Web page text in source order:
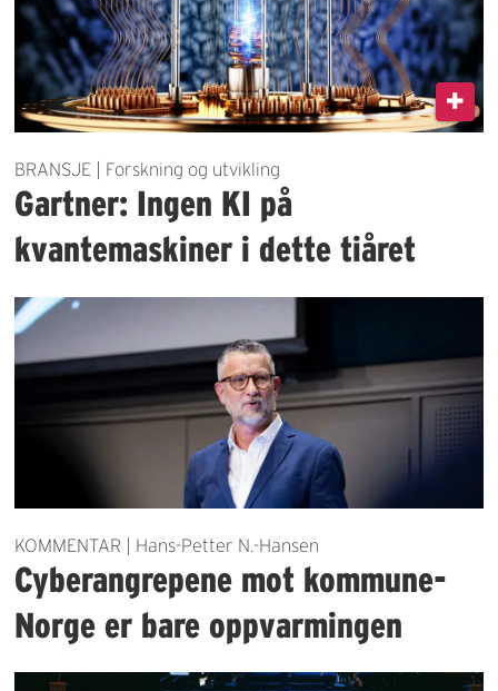
BRANSJE | Forskning og utvikling
Gartner: Ingen KI på
kvantemaskiner i dette tiåret
KOMMENTAR | Hans-Petter N.-Hansen
Cyberangrepene mot kommune-
Norge er bare oppvarmingen